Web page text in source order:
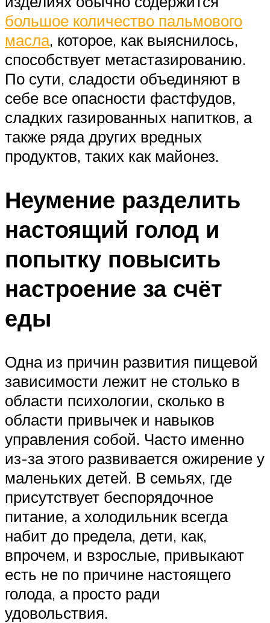
большое количество пальмового
масла, которое, как выяснилось,
способствует метастазированию.
По сути, сладости объединяют в
себе все опасности фастфудов,
сладких газированных напитков, а
также ряда других вредных
продуктов, таких как майонез.
Неумение разделить
настоящий голод и
попытку повысить
настроение за счёт
еды
Одна из причин развития пищевой
зависимости лежит не столько в
области психологии, сколько в
области привычек и навыков
управления собой. Часто именно
из-за этого развивается ожирение у
маленьких детей. В семьях, где
присутствует беспорядочное
питание, а холодильник всегда
набит до предела, дети, как,
впрочем, и взрослые, привыкают
есть не по причине настоящего
голода, а просто ради
удовольствия.